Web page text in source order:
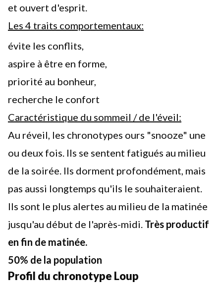
et ouvert d'esprit.
Les 4 traits comportementaux:
évite les conflits,
aspire à être en forme,
priorité au bonheur,
recherche le confort
Caractéristique du sommeil / de l'éveil:
Au réveil, les chronotypes ours "snooze" une
ou deux fois. Ils se sentent fatigués au milieu
de la soirée. Ils dorment profondément, mais
pas aussi longtemps qu'ils le souhaiteraient.
Ils sont le plus alertes au milieu de la matinée
jusqu'au début de l'après-midi. Très productif
en fin de matinée.
50% de la population
Profil du chronotype Loup